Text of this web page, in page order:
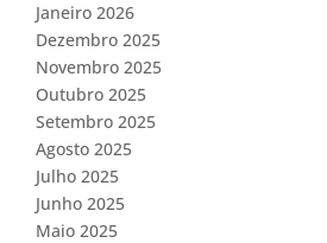
Janeiro 2026
Dezembro 2025
Novembro 2025
Outubro 2025
Setembro 2025
Agosto 2025
Julho 2025
Junho 2025
Maio 2025